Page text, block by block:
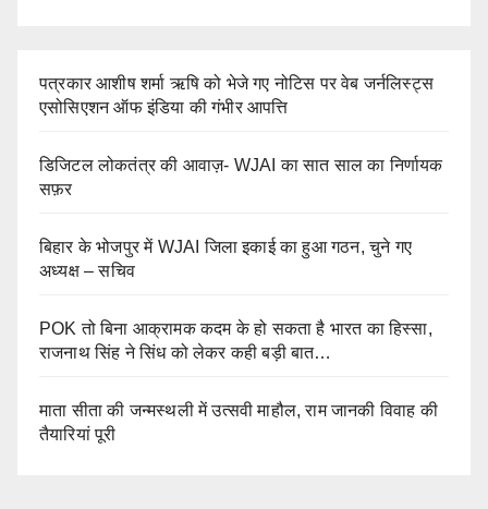
पत्रकार आशीष शर्मा ऋषि को भेजे गए नोटिस पर वेब जर्नलिस्ट्स
एसोसिएशन ऑफ इंडिया की गंभीर आपत्ति
डिजिटल लोकतंत्र की आवाज़- WJAI का सात साल का निर्णायक
सफ़र
बिहार के भोजपुर में WJAI जिला इकाई का हुआ गठन, चुने गए
अध्यक्ष – सचिव
POK तो बिना आक्रामक कदम के हो सकता है भारत का हिस्सा,
राजनाथ सिंह ने सिंध को लेकर कही बड़ी बात…
माता सीता की जन्मस्थली में उत्सवी माहौल, राम जानकी विवाह की
तैयारियां पूरी